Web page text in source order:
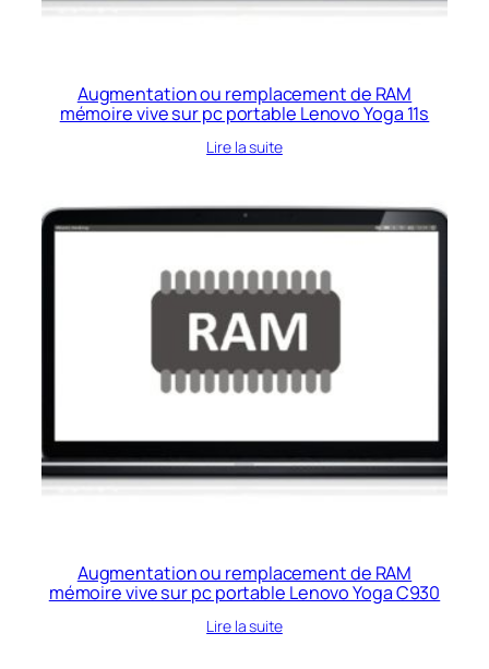
Augmentation ou remplacement de RAM
mémoire vive sur pc portable Lenovo Yoga 11s
Lire la suite
Augmentation ou remplacement de RAM
mémoire vive sur pc portable Lenovo Yoga C930
Lire la suite